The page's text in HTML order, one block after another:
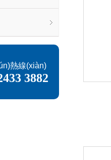
熱線(xiàn)
3882